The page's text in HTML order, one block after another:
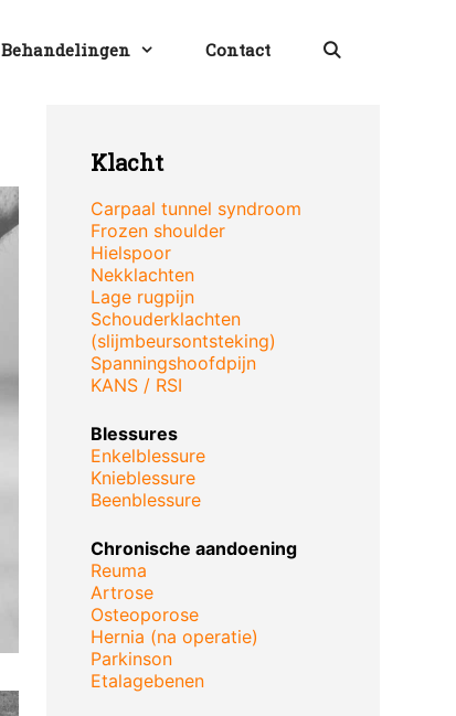
Behandelingen Contact
Klacht
Carpaal tunnel syndroom
Frozen shoulder
Hielspoor
Nekklachten
Lage rugpijn
Schouderklachten
(slijmbeursontsteking)
Spanningshoofdpijn
KANS / RSI
Blessures
Enkelblessure
Knieblessure
Beenblessure
Chronische aandoening
Reuma
Artrose
Osteoporose
Hernia (na operatie)
Parkinson
Etalagebenen